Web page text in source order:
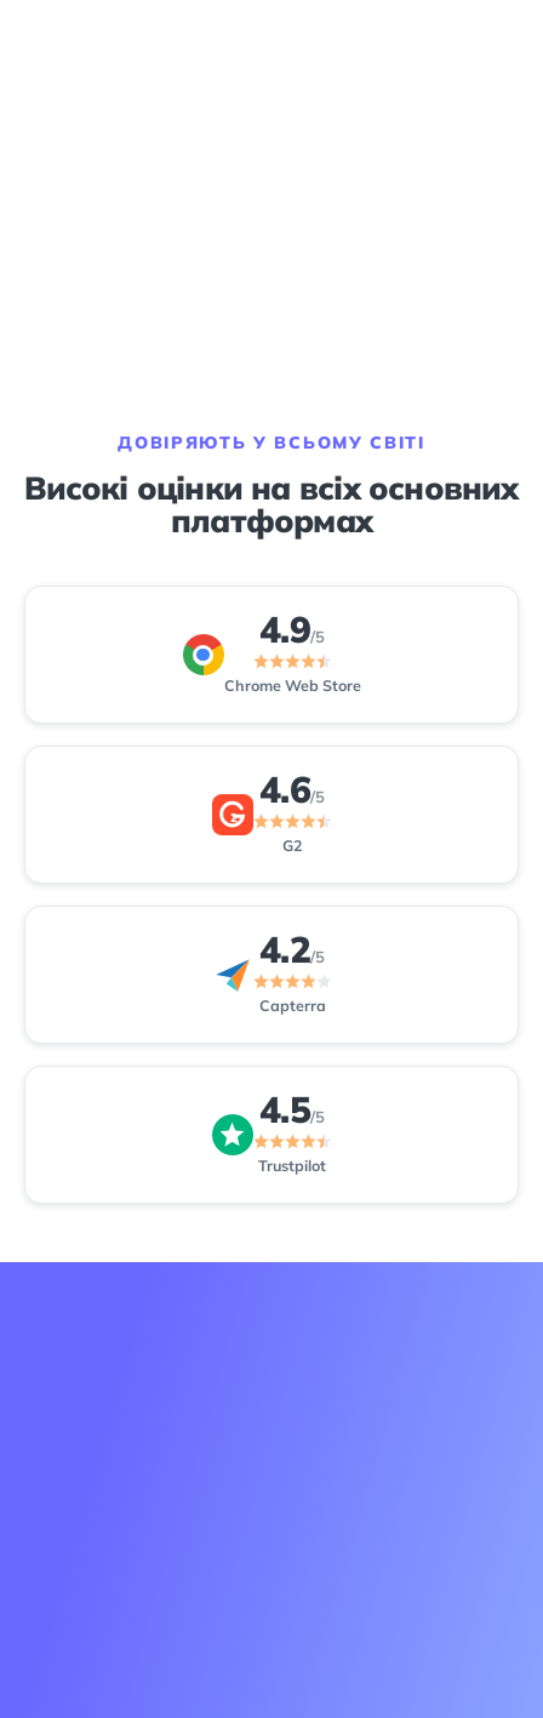
ДОВІРЯЮТЬ У ВСЬОМУ СВІТІ
Високі оцінки на всіх основних
платформах
4.9/5
Chrome Web Store
2
4.6/5
G2
4.2/5
Capterra
4.5/5
Trustpilot